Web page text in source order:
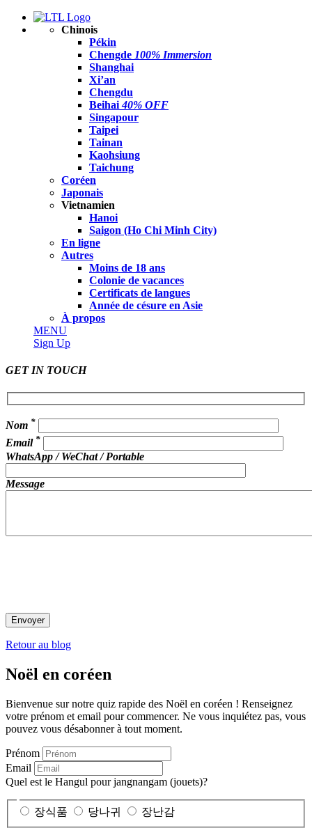
Chinois
Pékin
Chengde 100% Immersion
Shanghai
Xi’an
Chengdu
Beihai40% OFF
Singapour
Taipei
Tainan
Kaohsiung
Taichung
Coréen
Japonais
Vietnamien
Hanoi
Saigon (Ho Chi Minh City)
En ligne
Autres
Moins de 18 ans
Colonie de vacances
Certificats de langues
Année de césure en Asie
À propos
MENU
Sign Up
GET IN TOUCH
Nom *
Email *
WhatsApp / WeChat / Portable
Message
Retour au blog
Noël en coréen
Bienvenue sur notre quiz rapide des Noël en coréen ! Renseignez
votre prénom et email pour commencer. Ne vous inquiétez pas, vous
pouvez vous désabonner à tout moment.
Prénom
Email
Quel est le Hangul pour jangnangam (jouets)?
장식품 당나귀
장난감